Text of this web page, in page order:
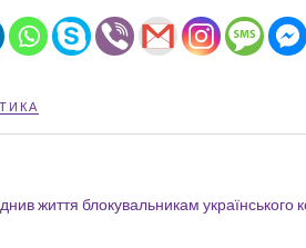
життя блокувальникам українського